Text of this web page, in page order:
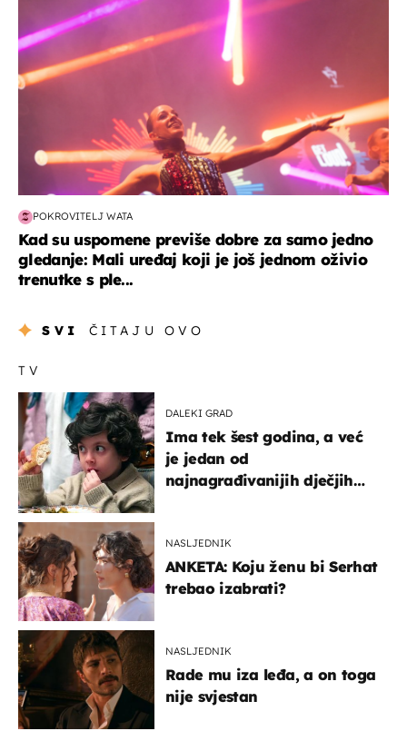
POKROVITELJ WATA
Kad su uspomene previše dobre za samo jedno
gledanje: Mali uređaj koji je još jednom oživio
trenutke s ple...
SVI ČITAJU OVO
TV
DALEKI GRAD
Ima tek šest godina, a već
je jedan od
najnagrađivanijih dječjih
NASLJEDNIK
ANKETA: Koju ženu bi Serhat
trebao izabrati?
NASLJEDNIK
Rade mu iza leđa, a on toga
nije svjestan